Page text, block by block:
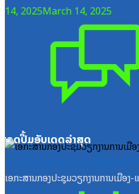
14, 2025March 14, 2025
ດປື້ມອັບເດດລ່າສຸດ
ເອກະສານກອງປະຊຸມວຽກງານການເມືອ